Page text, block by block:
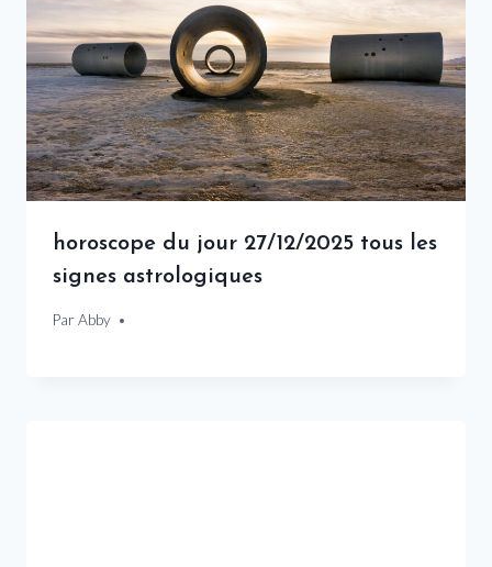
horoscope du jour 27/12/2025 tous les
signes astrologiques
Par Abby
27 décembre 2025